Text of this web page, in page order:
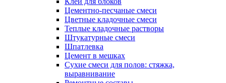
Цементно-песчаные смеси
Цветные кладочные смеси
Теплые кладочные растворы
Штукатурные смеси
Шпатлевка
Цемент в мешках
Сухие смеси для полов: стяжка,
выравнивание